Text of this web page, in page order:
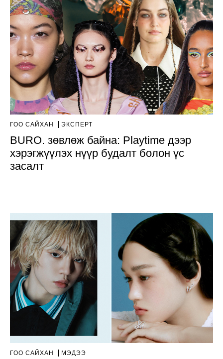
ГОО САЙХАН ЭКСПЕРТ
BURO. зөвлөж байна: Playtime дээр
хэрэгжүүлэх нүүр будалт болон үс
засалт
ГОО САЙХАН МЭДЭЭ